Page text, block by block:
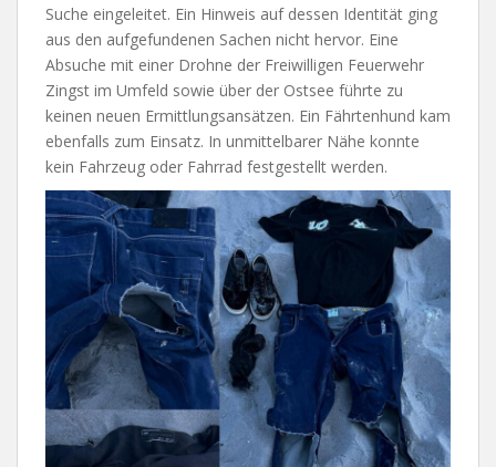
Suche eingeleitet. Ein Hinweis auf dessen Identität ging
aus den aufgefundenen Sachen nicht hervor. Eine
Absuche mit einer Drohne der Freiwilligen Feuerwehr
Zingst im Umfeld sowie über der Ostsee führte zu
keinen neuen Ermittlungsansätzen. Ein Fährtenhund kam
ebenfalls zum Einsatz. In unmittelbarer Nähe konnte
kein Fahrzeug oder Fahrrad festgestellt werden.